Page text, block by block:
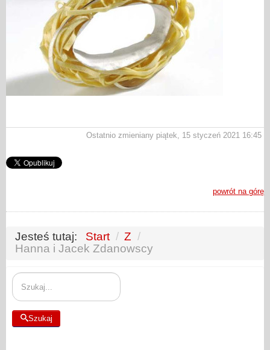
Ostatnio zmieniany piątek, 15 styczeń 2021 16:45
powrót na górę
Jesteś tutaj: Start / Z /
Hanna i Jacek Zdanowscy
Szukaj